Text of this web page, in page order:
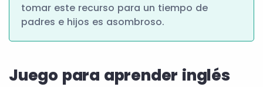
tomar este recurso para un tiempo de
padres e hijos es asombroso.
Juego para aprender inglés